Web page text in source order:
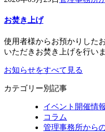
お焚き上げ
使用者様からお預かりした
いただきお焚き上げを行い
お知らせをすべて見る
カテゴリー別記事
イベント開催情報
コラム
管理事務所から